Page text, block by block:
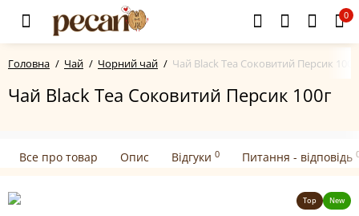
0
Головна Чай Чорний чай Чай Black Tea Соковитий Персик 100г
Чай Black Tea Соковитий Персик 100г
Все про товар Опис Відгуки 0 Питання - відповідь
Top New